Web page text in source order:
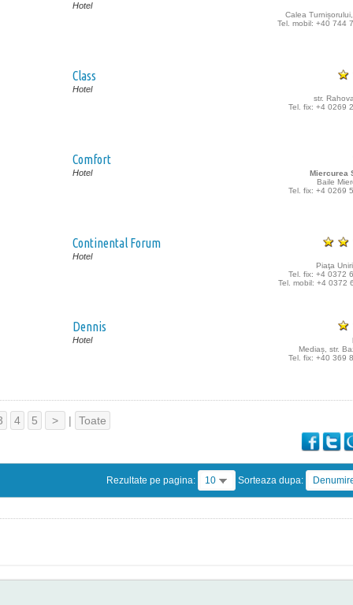
Calea
Tel. mobil: +40 744
Hotel
Class
str.
Tel. fix: +4 0269
Hotel
Comfort
Miercurea
Baile
Tel. fix: +4 0269
Hotel
Continental Forum
Piaţa
Tel. fix: +4 0372
Tel. mobil: +4 0372
Hotel
Dennis
Mediaș, str.
Tel. fix: +40 369
Hotel
4 5 > | Toate
Rezultate pe pagina: 10 Sorteaza dupa: